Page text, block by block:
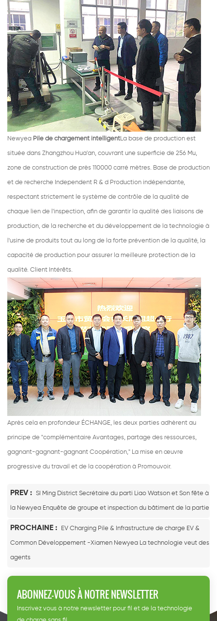
Newyea Pile de chargement intelligentLa base de production est
située dans Zhangzhou Hua'an, couvrant une superficie de 256 Mu,
zone de construction de près 110000 carré mètres. Base de production
et de recherche Independent R & d Production indépendante,
respectant strictement le système de contrôle de la qualité de
chaque lien de l'inspection, afin de garantir la qualité des liaisons de
production, de la recherche et du développement de la technologie à
l'usine de produits tout au long de la forte prévention de la qualité, la
capacité de production pour assurer la meilleure protection de la
qualité. Client Intérêts.
Après cela en profondeur ÉCHANGE, les deux parties adhèrent au
principe de "complémentaire Avantages, partage des ressources,
gagnant-gagnant-gagnant Coopération," La mise en œuvre
progressive du travail et de la coopération à Promouvoir.
PREV : SI Ming District Secrétaire du parti Liao Watson et Son fête à
la Newyea Enquête de groupe et inspection du bâtiment de la partie
PROCHAINE : EV Charging Pile & Infrastructure de charge EV &
Common Développement -Xiamen Newyea La technologie veut des
agents
ABONNEZ-VOUS À NOTRE NEWSLETTER
Inscrivez vous à notre newsletter pour fil et de la technologie